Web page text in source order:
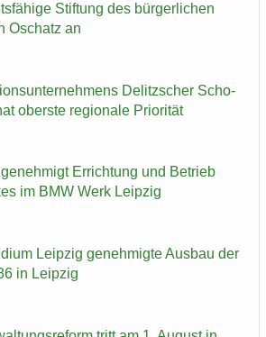
Stif­tung des bür­ger­li­chen
Oschatz an
De­litz­scher Scho­
obers­te re­gio­na­le Prio­ri­tät
Er­rich­tung und Be­trieb
im BMW Werk Leip­zig
Leip­zig ge­neh­mig­te Aus­bau der
in Leip­zig